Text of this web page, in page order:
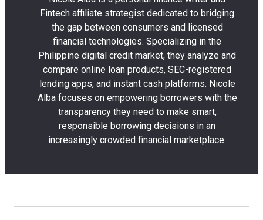
Fintech affiliate strategist dedicated to bridging
the gap between consumers and licensed
financial technologies. Specializing in the
Philippine digital credit market, they analyze and
compare online loan products, SEC-registered
lending apps, and instant cash platforms. Nicole
Alba focuses on empowering borrowers with the
transparency they need to make smart,
responsible borrowing decisions in an
increasingly crowded financial marketplace.